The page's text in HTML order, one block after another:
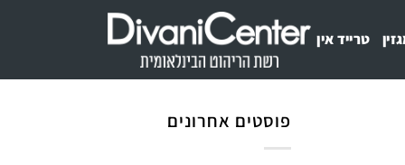
טרייד אין
פוסטים אחרונים